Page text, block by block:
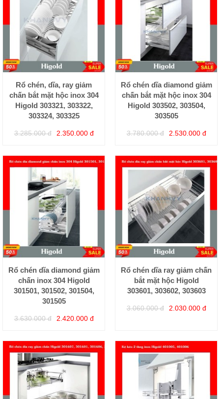
Rổ chén, dĩa, ray giảm
chấn bắt mặt hộc inox 304
Higold 303321, 303322,
303324, 303325
3.285.000 đ 2.350.000 đ
Rổ chén dĩa diamond giảm
chấn bắt mặt hộc inox 304
Higold 303502, 303504,
303505
3.780.000 đ 2.530.000 đ
Rổ chén dĩa diamond giảm
chấn inox 304 Higold
301501, 301502, 301504,
301505
3.630.000 đ 2.420.000 đ
Rổ chén dĩa ray giảm chấn
bắt mặt hộc Higold
303601, 303602, 303603
3.060.000 đ 2.030.000 đ